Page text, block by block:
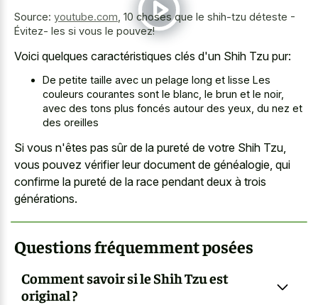
Source: youtube.com, 10 choses que le shih-tzu déteste -
Évitez- les si vous le pouvez!
Voici quelques caractéristiques clés d'un Shih Tzu pur:
De petite taille avec un pelage long et lisse Les
couleurs courantes sont le blanc, le brun et le noir,
avec des tons plus foncés autour des yeux, du nez et
des oreilles
Si vous n'êtes pas sûr de la pureté de votre Shih Tzu,
vous pouvez vérifier leur document de généalogie, qui
confirme la pureté de la race pendant deux à trois
générations.
Questions fréquemment posées
Comment savoir si le Shih Tzu est
original ?